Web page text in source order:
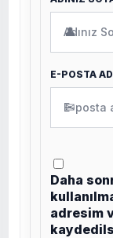
👤
E-POSTA
✉
Daha
adresim